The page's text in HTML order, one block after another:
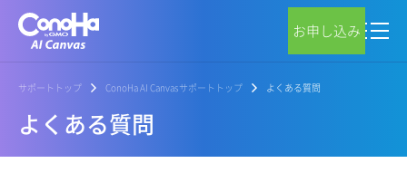
お申し込み
サポートトップ ConoHa AI Canvasサポートトップ よくある質問
よくある質問